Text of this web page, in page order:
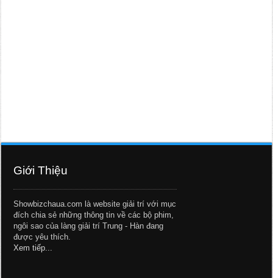
Giới Thiệu
Showbizchaua.com là website giải trí với mục
đích chia sẻ những thông tin về các bộ phim,
ngôi sao của làng giải trí Trung - Hàn đang
được yêu thích.
Xem tiếp...